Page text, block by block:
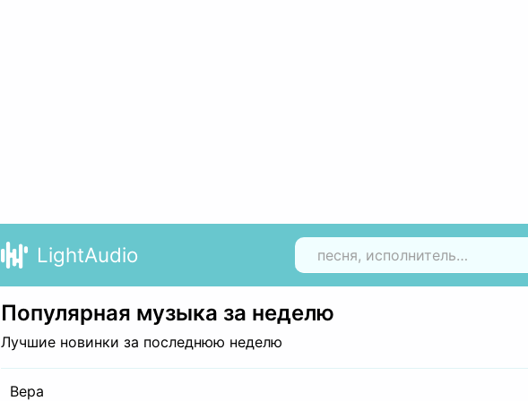
LightAudio
Популярная музыка за неделю
Лучшие новинки за последнюю неделю
Вера